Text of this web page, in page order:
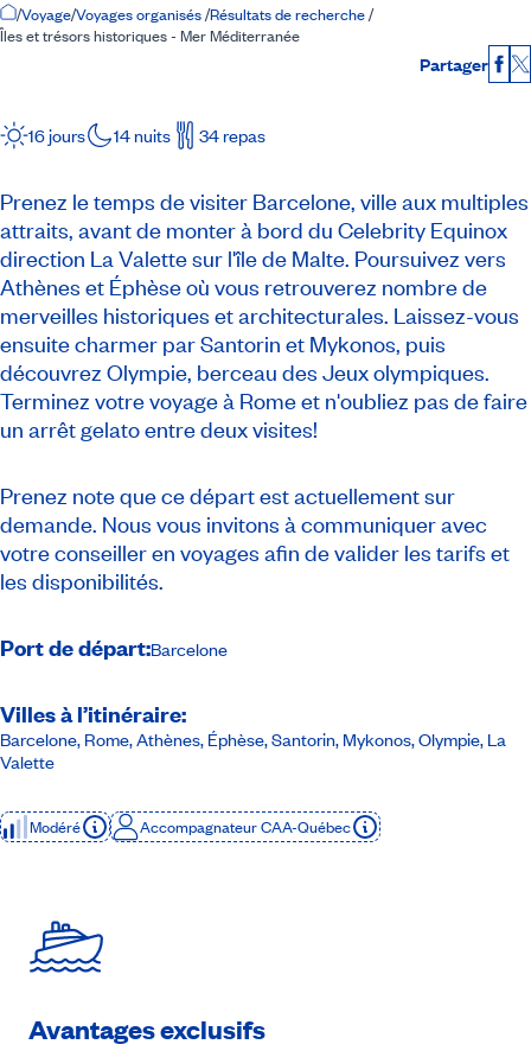
Accueil
/Voyage/Voyages organisés/Résultats de recherche/
Îles et trésors historiques - Mer Méditerranée
Partager X
16 jours 14 nuits 34 repas
Prenez le temps de visiter Barcelone, ville aux multiples
attraits, avant de monter à bord du Celebrity Equinox
direction La Valette sur l'île de Malte. Poursuivez vers
Athènes et Éphèse où vous retrouverez nombre de
merveilles historiques et architecturales. Laissez-vous
ensuite charmer par Santorin et Mykonos, puis
découvrez Olympie, berceau des Jeux olympiques.
Terminez votre voyage à Rome et n'oubliez pas de faire
un arrêt gelato entre deux visites!
Prenez note que ce départ est actuellement sur
demande. Nous vous invitons à communiquer avec
votre conseiller en voyages afin de valider les tarifs et
les disponibilités.
Port de départ:Barcelone
Villes à l’itinéraire:
Barcelone, Rome, Athènes, Éphèse, Santorin, Mykonos, Olympie, La
Valette
Modéré Accompagnateur CAA-Québec
Avantages exclusifs